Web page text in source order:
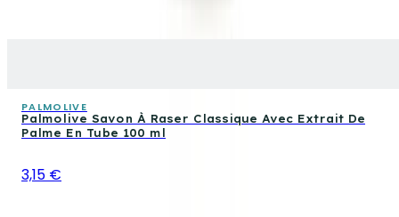
PALMOLIVE
Palmolive Savon À Raser Classique Avec Extrait De
Palme En Tube 100 ml
3,15 €